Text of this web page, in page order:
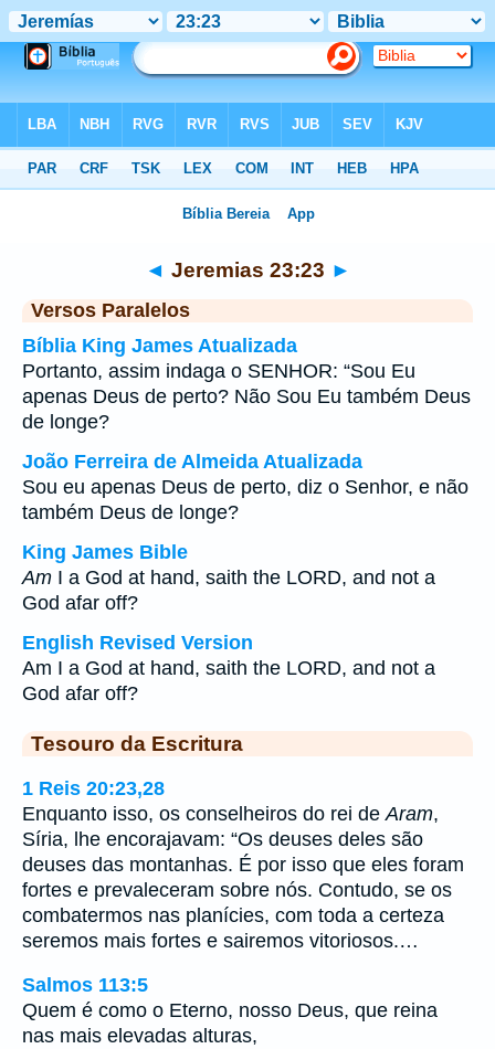
◄ Jeremias 23:23 ►
Versos Paralelos
Bíblia King James Atualizada
Portanto, assim indaga o SENHOR: “Sou Eu
apenas Deus de perto? Não Sou Eu também Deus
de longe?
João Ferreira de Almeida Atualizada
Sou eu apenas Deus de perto, diz o Senhor, e não
também Deus de longe?
King James Bible
Am I a God at hand, saith the LORD, and not a
God afar off?
English Revised Version
Am I a God at hand, saith the LORD, and not a
God afar off?
Tesouro da Escritura
1 Reis 20:23,28
Enquanto isso, os conselheiros do rei de Aram,
Síria, lhe encorajavam: “Os deuses deles são
deuses das montanhas. É por isso que eles foram
fortes e prevaleceram sobre nós. Contudo, se os
combatermos nas planícies, com toda a certeza
seremos mais fortes e sairemos vitoriosos.…
Salmos 113:5
Quem é como o Eterno, nosso Deus, que reina
nas mais elevadas alturas,